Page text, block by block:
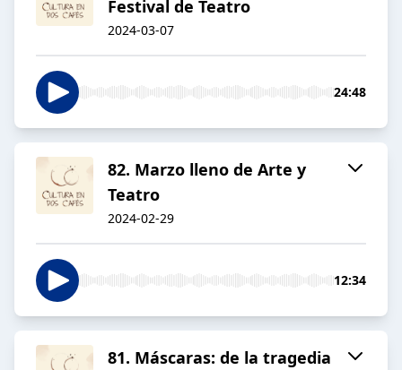
Festival de Teatro
2024-03-07
24:48
82. Marzo lleno de Arte y
Teatro
2024-02-29
12:34
81. Máscaras: de la tragedia